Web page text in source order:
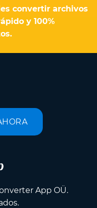
convertir archivos
y 100%
App OÜ.